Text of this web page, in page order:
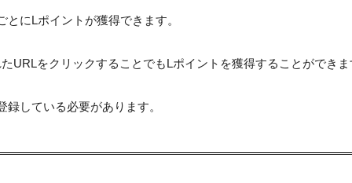
にLポイントが獲得できます。
URLをクリックすることでもLポイントを獲得することができま
している必要があります。